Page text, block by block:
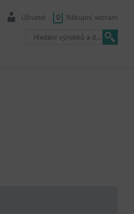
Uživatel 0 Nákupní seznam